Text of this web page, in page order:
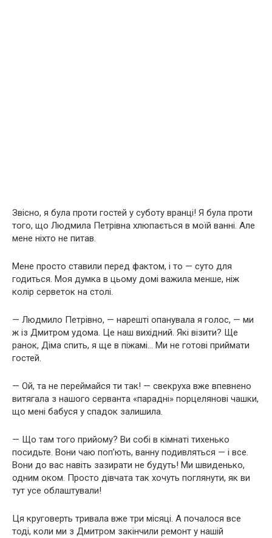
Звісно, я була проти гостей у суботу вранці! Я була проти
того, що Людмила Петрівна хлюпається в моїй ванні. Але
мене ніхто не питав.
Мене просто ставили перед фактом, і то — суто для
годиться. Моя думка в цьому домі важила менше, ніж
колір серветок на столі.
— Людмило Петрівно, — нарешті опанувала я голос, — ми
ж із Дмитром удома. Це наш вихідний. Які візити? Ще
ранок, Діма спить, я ще в піжамі… Ми не готові приймати
гостей.
— Ой, та не переймайся ти так! — свекруха вже впевнено
витягала з нашого серванта «парадні» порцелянові чашки,
що мені бабуся у спадок залишила.
— Що там того прийому? Ви собі в кімнаті тихенько
посидьте. Вони чаю поп’ють, ванну подивляться — і все.
Вони до вас навіть зазирати не будуть! Ми швиденько,
одним оком. Просто дівчата так хочуть поглянути, як ви
тут усе облаштували!
Ця круговерть тривала вже три місяці. А почалося все
тоді, коли ми з Дмитром закінчили ремонт у нашій